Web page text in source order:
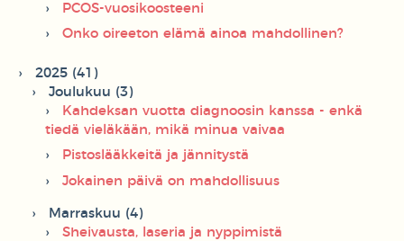
PCOS-vuosikoosteeni
Onko oireeton elämä ainoa mahdollinen?
2025 (41)
Joulukuu (3)
Kahdeksan vuotta diagnoosin kanssa - enkä
tiedä vieläkään, mikä minua vaivaa
Pistoslääkkeitä ja jännitystä
Jokainen päivä on mahdollisuus
Marraskuu (4)
Sheivausta, laseria ja nyppimistä